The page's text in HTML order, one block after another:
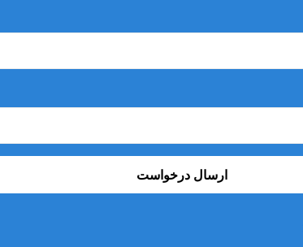
ارسال درخواست